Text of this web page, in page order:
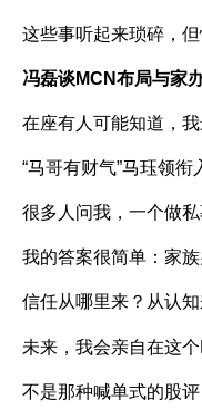
这些事听起来琐碎，
冯磊谈MCN布局与家
在座有人可能知道，
“马哥有财气”马珏领衔
很多人问我，一个做
我的答案很简单：家
信任从哪里来？从认
未来，我会亲自在这个
不是那种喊单式的股